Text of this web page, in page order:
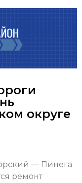
округе
— Пинега
ремонт